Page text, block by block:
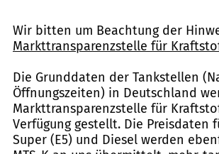
Wir bitten um Beachtung der
Markttransparenzstelle für
Die Grunddaten der Tankstellen
Öffnungszeiten) in Deutschland
Markttransparenzstelle für
Verfügung gestellt. Die Preisdaten
Super (E5) und Diesel werden